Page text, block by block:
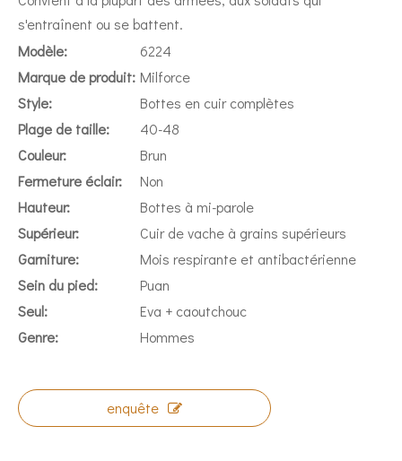
s'entraînent ou se battent.
Modèle:
6224
Marque de produit: Milforce
Style:
Bottes en cuir complètes
Plage de taille:
40-48
Couleur:
Brun
Fermeture éclair:
Non
Hauteur:
Bottes à mi-parole
Supérieur:
Cuir de vache à grains supérieurs
Garniture:
Mois respirante et antibactérienne
Sein du pied:
Puan
Seul:
Eva + caoutchouc
Genre:
Hommes
enquête